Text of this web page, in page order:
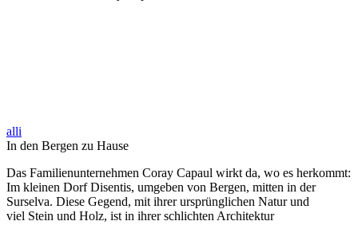
alli
In den Bergen zu Hause
Das Familienunternehmen Coray Capaul wirkt da, wo es herkommt:
Im kleinen Dorf Disentis, umgeben von Bergen, mitten in der
Surselva. Diese Gegend, mit ihrer ursprünglichen Natur und
viel Stein und Holz, ist in ihrer schlichten Architektur